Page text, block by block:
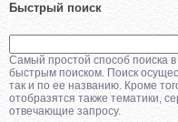
Быстрый поиск
Самый простой способ поиска в
быстрым поиском. Поиск
так и по ее названию. Кроме
отобразятся также тематики,
отвечающие запросу.